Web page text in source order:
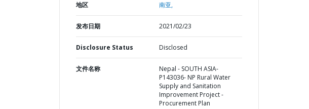
地区 南亚,
发布日期 2021/02/23
Disclosure Status Disclosed
文件名称
Nepal - SOUTH ASIA-
P143036- NP Rural Water
Supply and Sanitation
Improvement Project -
Procurement Plan